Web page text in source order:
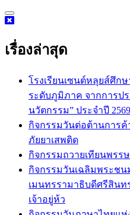
Skip
to
เรื่องล่าสุด
โรงเรียนเซนต์หลุยส์ศึก
ระดับภูมิภาค จากการปร
นวัตกรรม” ประจำปี 2569
กิจกรรม​วันต่อต้านการ
ภัยยาเสพติด
กิจกรรมถวายเทียนพรร
กิจกรรมวันเฉลิมพระช
เมนทรรามาธิบดีศรีสิน
เจ้าอยู่ห้ว